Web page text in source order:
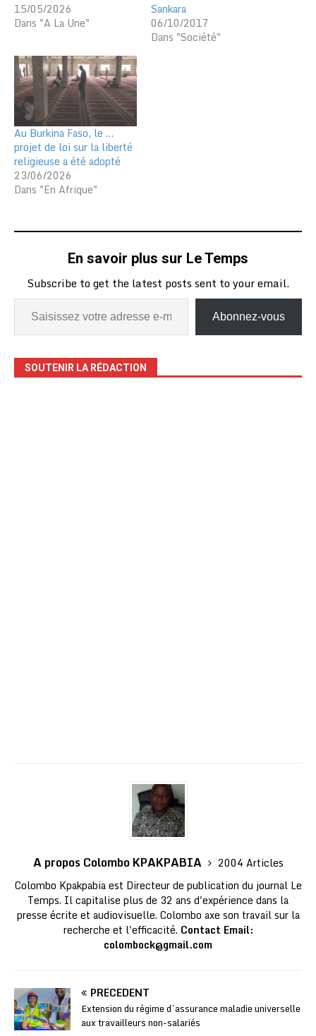
15/05/2026
Dans "A La Une"
Sankara
06/10/2017
Dans "Société"
Au Burkina Faso, le …
projet de loi sur la liberté
religieuse a été adopté
23/06/2026
Dans "En Afrique"
En savoir plus sur Le Temps
Subscribe to get the latest posts sent to your email.
Abonnez-vous
SOUTENIR LA RÉDACTION
A propos Colombo KPAKPABIA
2004 Articles
Colombo Kpakpabia est Directeur de publication du journal Le
Temps. Il capitalise plus de 32 ans d'expérience dans la
presse écrite et audiovisuelle. Colombo axe son travail sur la
recherche et l'efficacité. Contact Email:
colombock@gmail.com
PRÉCÉDENT
Extension du régime d’assurance maladie universelle
aux travailleurs non-salariés